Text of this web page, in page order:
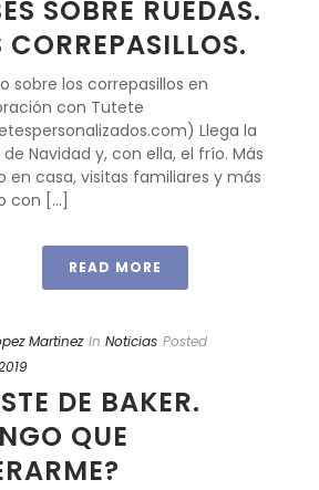
SOBRE RUEDAS.
CORREPASILLOS.
sobre los correpasillos en
con Tutete
Llega la
Navidad y, con ella, el frío. Más
en casa, visitas familiares y más
con [...]
READ MORE
Martinez In Noticias Posted
DE BAKER.
QUE